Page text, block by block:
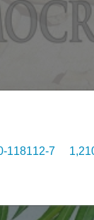
118112-7